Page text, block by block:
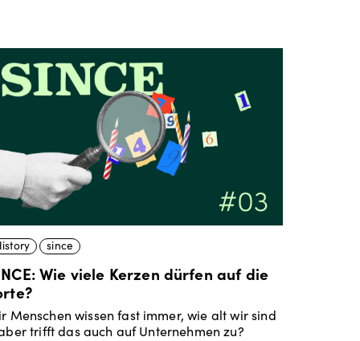
since
Wie viele Kerzen dürfen auf die
Menschen wissen fast immer, wie alt wir sind
trifft das auch auf Unternehmen zu?